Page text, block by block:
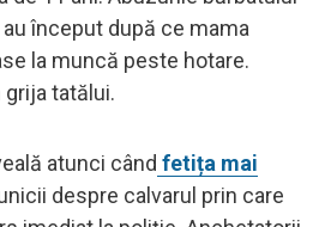
început după ce mama
la muncă peste hotare.
grija tatălui.
atunci când fetița mai
despre calvarul prin care